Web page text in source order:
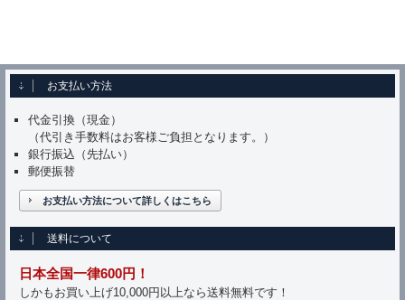
お支払い方法
代金引換（現金）
（代引き手数料はお客様ご負担となります。）
銀行振込（先払い）
郵便振替
お支払い方法について詳しくはこちら
送料について
日本全国一律600円！
しかもお買い上げ10,000円以上なら送料無料です！